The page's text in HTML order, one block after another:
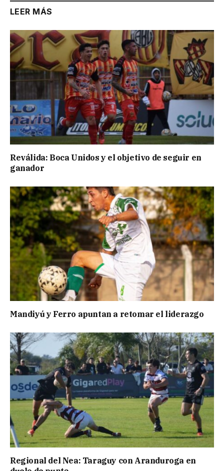
LEER MÁS
Reválida: Boca Unidos y el objetivo de seguir en
ganador
Mandiyú y Ferro apuntan a retomar el liderazgo
Regional del Nea: Taraguy con Aranduroga en